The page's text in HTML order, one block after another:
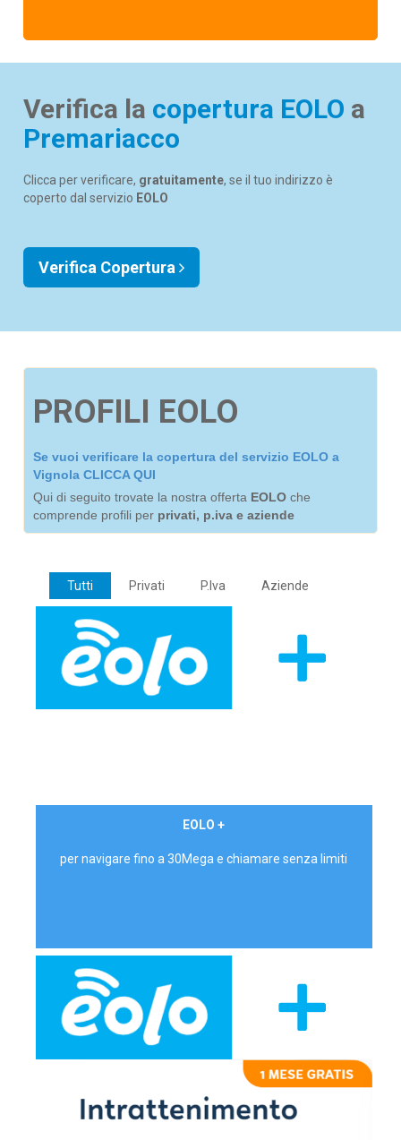
Verifica la copertura EOLO a
Premariacco
Clicca per verificare, gratuitamente, se il tuo indirizzo è
coperto dal servizio EOLO
Verifica Copertura
PROFILI EOLO
Se vuoi verificare la copertura del servizio EOLO a
Vignola CLICCA QUI
Qui di seguito trovate la nostra offerta EOLO che
comprende profili per privati, p.iva e aziende
Tutti Privati P.Iva Aziende
EOLO +
per navigare fino a 30Mega e chiamare senza limiti